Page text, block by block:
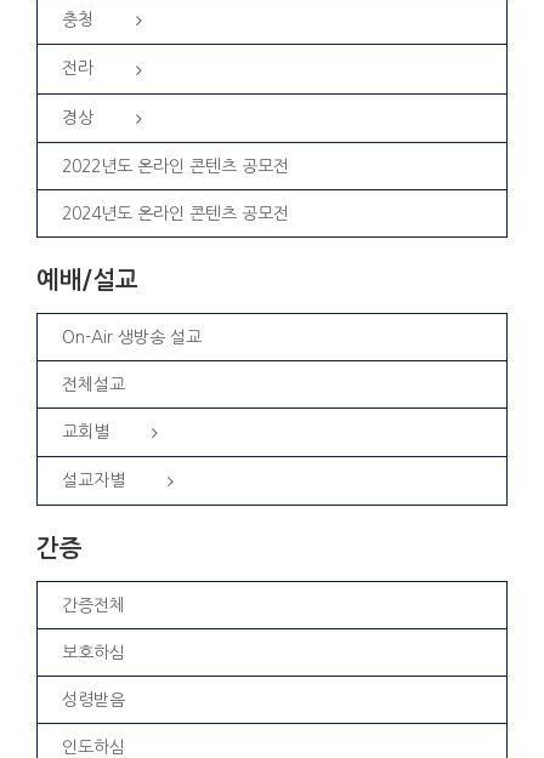
충청
전라
경상
2022년도 온라인 콘텐츠 공모전
2024년도 온라인 콘텐츠 공모전
예배/설교
On-Air 생방송 설교
전체설교
교회별
설교자별
간증
간증전체
보호하심
성령받음
인도하심